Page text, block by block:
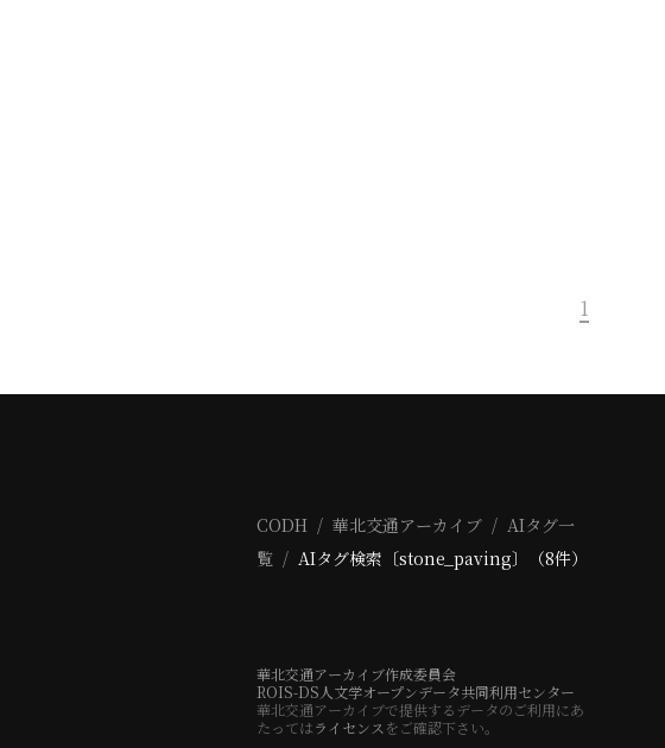
1
CODH 華北交通アーカイブ
AIタグ一
覧
AIタグ検索〔stone_paving〕（8件）
華北交通アーカイブ作成委員会
ROIS-DS人文学オープンデータ共同利用センター
華北交通アーカイブで提供するデータのご利用にあ
たってはライセンス をご確認下さい。